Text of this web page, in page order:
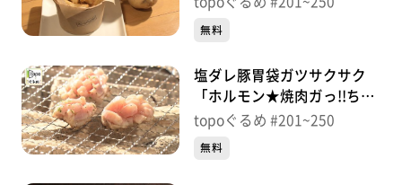
無料
塩ダレ豚胃袋ガツサクサク
「ホルモン★焼肉ガっ!!ちゃ
ん 落合駅前店」（青葉区落
topoぐるめ #201~250
無料